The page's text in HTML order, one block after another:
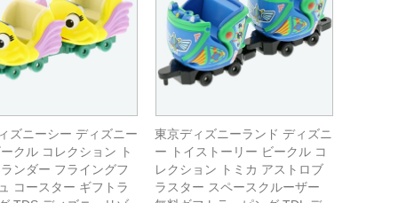
ズニーシー ディズニー
クル コレクション ト
ンダー フライングフ
コースター ギフトラ
東京ディズニーランド ディズニ
ー トイストーリー ビークル コ
レクション トミカ アストロブ
ラスター スペースクルーザー